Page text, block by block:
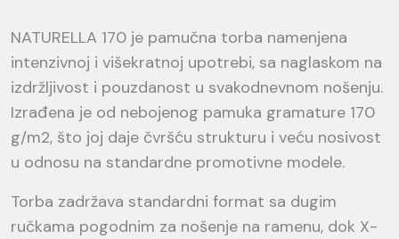
NATURELLA 170 je pamučna torba namenjena
intenzivnoj i višekratnoj upotrebi, sa naglaskom na
izdržljivost i pouzdanost u svakodnevnom nošenju.
Izrađena je od nebojenog pamuka gramature 170
g/m2, što joj daje čvršću strukturu i veću nosivost
u odnosu na standardne promotivne modele.
Torba zadržava standardni format sa dugim
ručkama pogodnim za nošenje na ramenu, dok X-